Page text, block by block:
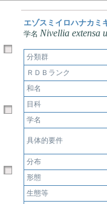
エゾスミイロハナカミ
学名 Nivellia extensa
分類群
ＲＤＢランク
和名
目科
学名
具体的要件
分布
形態
生態等